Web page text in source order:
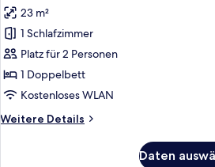
Premier-
Doppelzimmer,
Meerblick
(Terrace)
anzeigen
23 m²
1 Schlafzimmer
Platz für 2 Personen
1 Doppelbett
Kostenloses WLAN
Weitere Details
Weitere
Daten